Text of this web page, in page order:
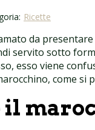
Ricette
da
servito sotto
esso viene
come si
il